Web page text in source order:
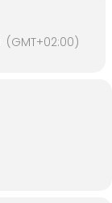
(GMT+02:00)